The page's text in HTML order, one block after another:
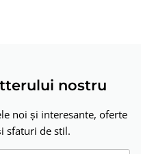
nostru
noi și interesante, oferte
sfaturi de stil.